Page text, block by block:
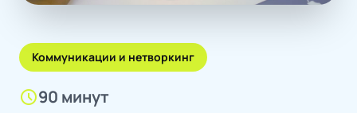
Коммуникации и нетворкинг
schedule90 минут